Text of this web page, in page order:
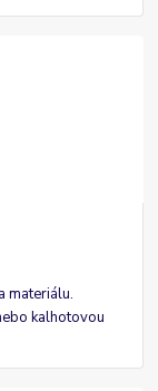
materiálu.
kalhotovou